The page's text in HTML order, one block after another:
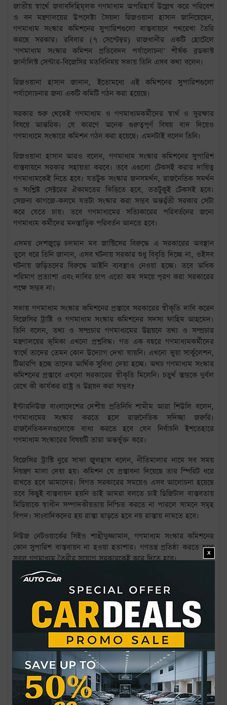
জাতীয় স্বার্থে জবাবদিহিমূলক গণমাধ্যম অপরিহার্য উল্লেখ করে পরিবেশ
ও বন মন্ত্রণালয়ের উপদেষ্টা সৈয়দা রিজওয়ানা হাসান জানিয়েছেন,
গণমাধ্যম সংস্কার কমিশনের সুপারিশগুলো বাস্তবায়নে পথরেখা তৈরি
করছে সরকার। রবিবার (৭ সেপ্টেম্বর) রাজধানীর একটি হোটেলে
‘গণমাধ্যম সংস্কার কমিশন প্রতিবেদন পর্যালোচনা’ শীর্ষক ব্রডকাস্ট
জার্নালিস্ট সেন্টার-বিজেসির মতবিনিময় সভায় তিনি এসব কথা বলেন।
রিজওয়ানা হাসান জানান, ইতোমধ্যে এই কমিশনের সুপারিশগুলো
পর্যালোচনার জন্য একটি কমিটি গঠন করা হয়েছে।
সরকার শুরু থেকেই গণমাধ্যম ও গণমাধ্যমকর্মীদের স্বার্থ ও সুরক্ষার
বিষয়ে আন্তরিক। যে কারণে অনেক গুরুত্বপূর্ণ বিষয় বাদ দিয়েও
গণমাধ্যমে সংস্কারে কমিশন গঠন করা হয়েছে। এমনটাই বলেন তিনি।
রিজওয়ানা হাসান আরও বলেন, গণমাধ্যম সংস্কার কমিশনের সুপারিশ
বাস্তবায়নে সরকার সহায়তা করবে। তবে এগুলো টেকসই করার দায়িত্ব
গণমাধ্যমকেই নিতে হবে। যতটুক সংস্কার জনসমর্থন, রাজনৈতিক সমর্থন
ও সংশ্লিষ্ট সেক্টরের ঐক্যমতের ভিত্তিতে হবে, ততটুকুই টেকসই হবে।
সেজন্য কাগজে-কলমে যতটা সংস্কার করা সম্ভব অন্তর্র্বতী সরকার সেটা
করে যেতে চায়। তবে গণমাধ্যমের সত্যিকারের পরিবর্তনের জন্যে
গণমাধ্যম কর্মীদের মনস্তাত্ত্বিক পরিবর্তন আনতে হবে।
এসময় দেশজুড়ে চলমান মব জাস্টিসের বিরুদ্ধে এ সরকারের অবস্থান
তুলে ধরে তিনি জানান, এসব ঘটনায় সরকার শুধু বিবৃতি দিচ্ছে না, ওইসব
ঘটনায় জড়িতদের বিরুদ্ধে আইনি ব্যবস্থাও নেওয়া হচ্ছে। তবে অধিক
পরিমাণ প্রত্যাশা এবং দাবির চাপ এতো কম সময়ে পূরণ করা সরকারের
পক্ষে সম্ভব না।
সভায় গণমাধ্যম সংস্কার কমিশনের প্রস্তাবে সরকারের স্বীকৃতি দাবি করেন
বিজেসির ট্রাষ্টি ও গণমাধ্যম সংস্কার কমিশনের সদস্য ফাহিম আহমেদ।
তিনি বলেন, তথ্য ও সম্প্রচার গণমাধ্যমের উন্নয়নে তথ্য ও সম্প্রচার
মন্ত্রণালয়ের ভূমিকা এখনো প্রশ্নবিদ্ধ। গত এক বছরে গণমাধ্যমকর্মীদের
স্বার্থে তাদের তেমন কোন উদ্যোগ দেখা যায়নি। এখনো ভুয়া সার্কুলেশন,
টিআরপি হচ্ছে তাদের আর্থিক সুবিধা দেয়া হচ্ছে। অথচ গণমাধ্যম সংস্কার
কমিশনের প্রস্তাবে এখনো সরকারের স্বীকৃতি মিলেনি। চতুর্থ স্তম্ভকে দুর্বল
রেখে কী কার্যকর রাষ্ট্র ও উন্নয়ন করা সম্ভব?
ইন্টারনিউজ বাংলাদেশের দেশীয় প্রতিনিধি শামীম আরা শিউলি বলেন,
গণমাধ্যমের সংস্কার করতে হলে রাজনৈতিক সদিচ্ছা জরুরি।
রাজনৈতিকদলগুলোকে বাধ্য করতে হবে যেন নির্বাচনি ইশতেহারে
গণমাধ্যম সংস্কারের বিষয়টি তারা অন্তর্ভুক্ত করে।
বিজেসির ট্রাস্টি নুরে সাফা জুলহাস বলেন, নীতিমালার নামে সব সময়
নিয়ন্ত্রণ মালা দেয়া হয়। কমিশন যে প্রস্তাবনা দিয়েছে তার স্পিরিট ধরে
রাখতে হবে আমাদের। বিগত সরকারের সময়েও এসব আলোচনা হয়েছে
তবে কিছুই বাস্তবায়ন হয়নি তাই আমরা বলতে চাই ডিজিটাল বাস্তবতায়
মিডিয়াকে স্বাধীন সম্পাদকীয়তায় নিশ্চিত করতে না পারলে সামনে সমূহ
বিপদ। সাংবাদিকদের হয় রাস্তা ছাড়তে হবে নয় রাস্তায় নামতে হবে।
নিউজ নেটওয়ার্কের সিইও শাহীদুজ্জামান, গণমাধ্যম সংস্কার কমিশনের
কোন সুপারিশ বাস্তবায়ন না হওয়া হতাশার। গণতন্ত্র প্রতিষ্ঠা করতে হলে
সবল গণমাধ্যম তৈরীর সুযোগ সরকারকেই করে দিতে হবে।
ডিজিটালি রাইটের ব্যবস্থাপনা পরিচালক মিরাজ আহমেদ চৌধুরী বলেন,
সব সংস্কার কখনই সরকার করে দেয় না। বেশিরভাগ ক্ষেত্রেই সংস্কার
গণমাধ্যমের ভেতর থেকে শুরু করতে হয়। তবে বাংলাদেশের বাস্তবতায়
এটির অভাব রয়েছে ।
আইনজীবী জাফরুল হাসান শরীফ বলেন, শ্রম মন্ত্রণালয় যে বিধিমালা
চূড়ান্ত হতে যাচ্ছে সেখানে এখনও সাংবাদিকের সংজ্ঞায় সম্প্রচার
গণমাধ্যমের কর্মীরা অন্তর্ভুক্ত নন। তিনি এক্ষেত্রে দ্রুত পদক্ষেপ নিতে
বিজেসির প্রতি আহবান জানান।
বাংলাদেশ মহিলা পরিষদের সিনিয়র প্রোগ্রাম অফিসার (মিডিয়া) কেয়া রয়
বলেন, নারী সাংবাদিক দের জন্য কর্মস্থলে নিরাপদ কর্মপরিবেশ নিশ্চিত
X